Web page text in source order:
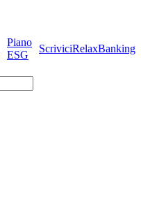
Piano
ESG
ScriviciRelaxBanking